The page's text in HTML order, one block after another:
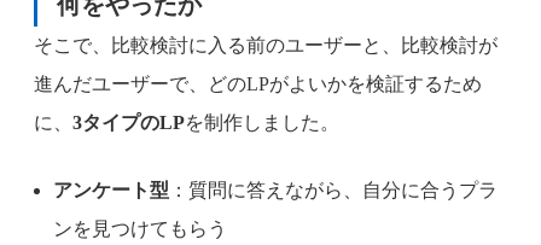
そこで、比較検討に入る前のユーザーと、比較検討が
進んだユーザーで、どのLPがよいかを検証するため
に、 3タイプのLPを制作しました。
アンケート型 ：質問に答えながら、自分に合うプラ
ンを見つけてもらう